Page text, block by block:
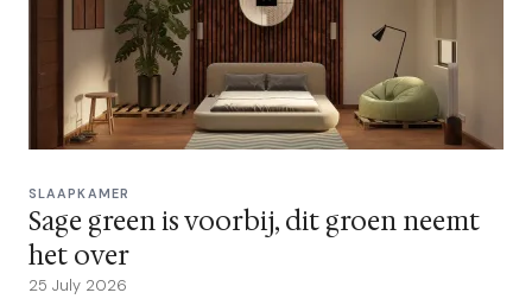
SLAAPKAMER
Sage green is voorbij, dit groen neemt
het over
25 July 2026